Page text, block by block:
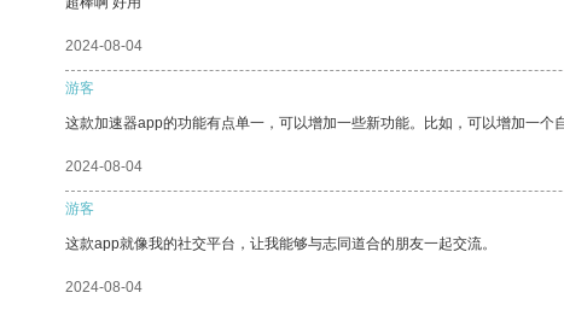
2024-08-04
游客
这款加速器app的功能有点单一，可以增加一些新功能。比如，可以增加一
2024-08-04
游客
这款app就像我的社交平台，让我能够与志同道合的朋友一起交流。
2024-08-04